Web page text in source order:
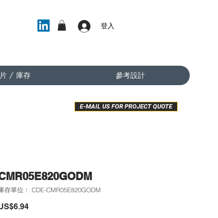
登入
/ 庫存 參考設計
存單位： CDE-CMR05E820GODM
價
E-MAIL US FOR PROJECT QUOTE